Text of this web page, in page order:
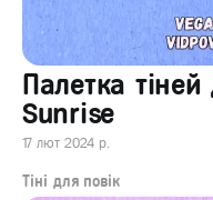
Палeтка
Sunrise
17 лют 2024 р.
Тіні для повік